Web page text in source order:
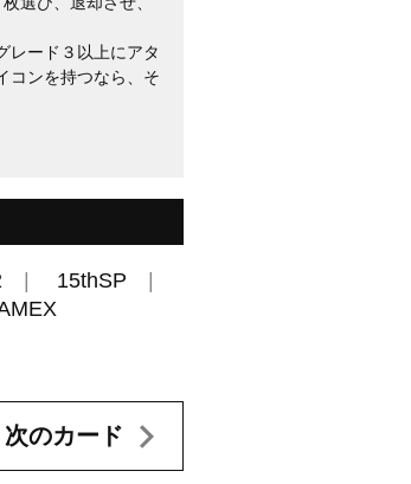
レード３以上にアタ
コンを持つなら、そ
15thSP
次のカード